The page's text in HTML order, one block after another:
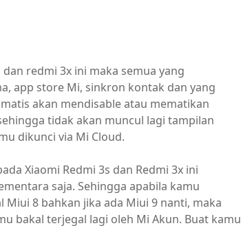
redmi 3x ini maka semua yang
app store Mi, sinkron kontak dan yang
akan mendisable atau mematikan
tidak akan muncul lagi tampilan
dikunci via Mi Cloud.
Xiaomi Redmi 3s dan Redmi 3x ini
saja. Sehingga apabila kamu
8 bahkan jika ada Miui 9 nanti, maka
bakal terjegal lagi oleh Mi Akun. Buat kamu